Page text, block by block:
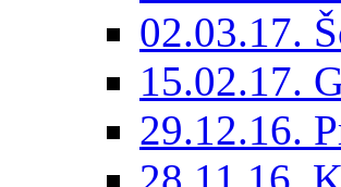
02.03.17.
15.02.17.
29.12.16.